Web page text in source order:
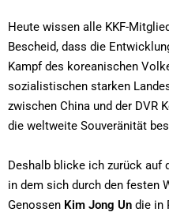
Heute wissen alle KKF-
Bescheid, dass die
Kampf des koreanischen
sozialistischen starken
zwischen China und der DVR
die weltweite Souveränität
Deshalb blicke ich zurück auf
in dem sich durch den festen
Genossen Kim Jong Un die in